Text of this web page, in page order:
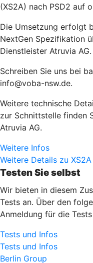
(XS2A) nach PSD2 auf
Die Umsetzung erfolgt
NextGen Spezifikation
Dienstleister Atruvia AG.
Schreiben Sie uns bei
info@voba-nsw.de.
Weitere technische
zur Schnittstelle finden
Atruvia AG.
Weitere Infos
Weitere Details zu XS2A
Testen Sie selbst
Wir bieten in diesem
Tests an. Über den
Anmeldung für die
Tests und Infos
Tests und Infos
Berlin Group